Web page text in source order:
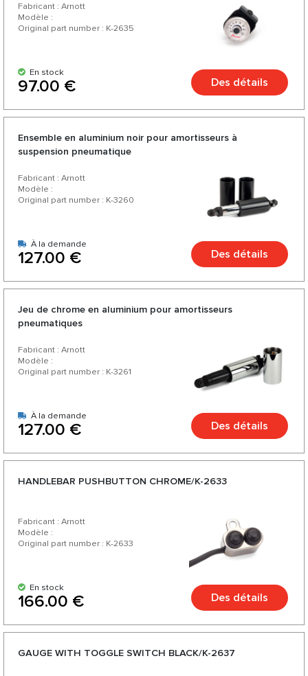
Fabricant : Arnott
Modèle :
Original part number : K-2635
En stock
97.00 € Des détails
Ensemble en aluminium noir pour amortisseurs à
suspension pneumatique
Fabricant : Arnott
Modèle :
Original part number : K-3260
À la demande
127.00 € Des détails
Jeu de chrome en aluminium pour amortisseurs
pneumatiques
Fabricant : Arnott
Modèle :
Original part number : K-3261
À la demande
127.00 € Des détails
HANDLEBAR PUSHBUTTON CHROME/K-2633
Fabricant : Arnott
Modèle :
Original part number : K-2633
En stock
166.00 € Des détails
GAUGE WITH TOGGLE SWITCH BLACK/K-2637